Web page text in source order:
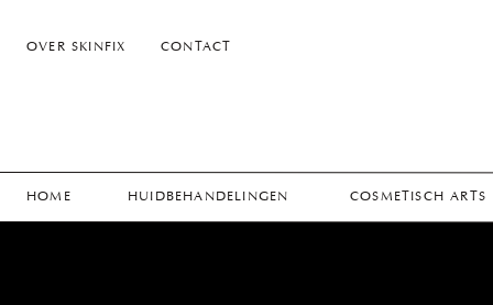
CONTACT
OVER SKINFIX
HOME HUIDBEHANDELINGEN COSMETISCH ARTS